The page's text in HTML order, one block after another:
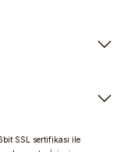
SSL sertifikası ile